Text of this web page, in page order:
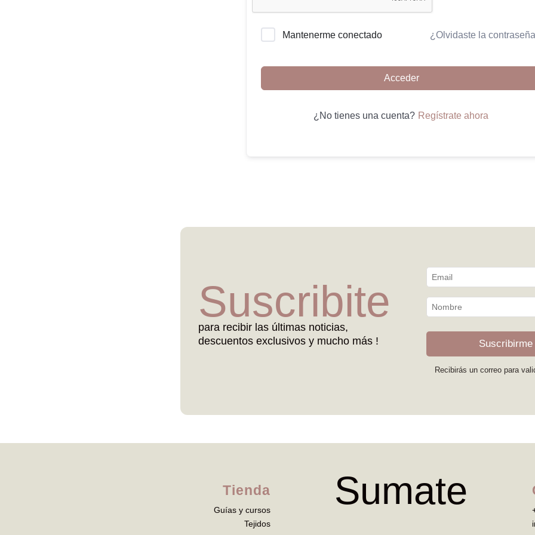
Mantenerme conectado ¿Olvidaste la
Acceder
¿No tienes una cuenta? Regístrate ahora
Suscribite
para recibir las últimas noticias,
descuentos exclusivos y mucho más !
Suscribirme
Recibirás un correo para
Tienda
Guías y cursos
Tejidos
Sumate